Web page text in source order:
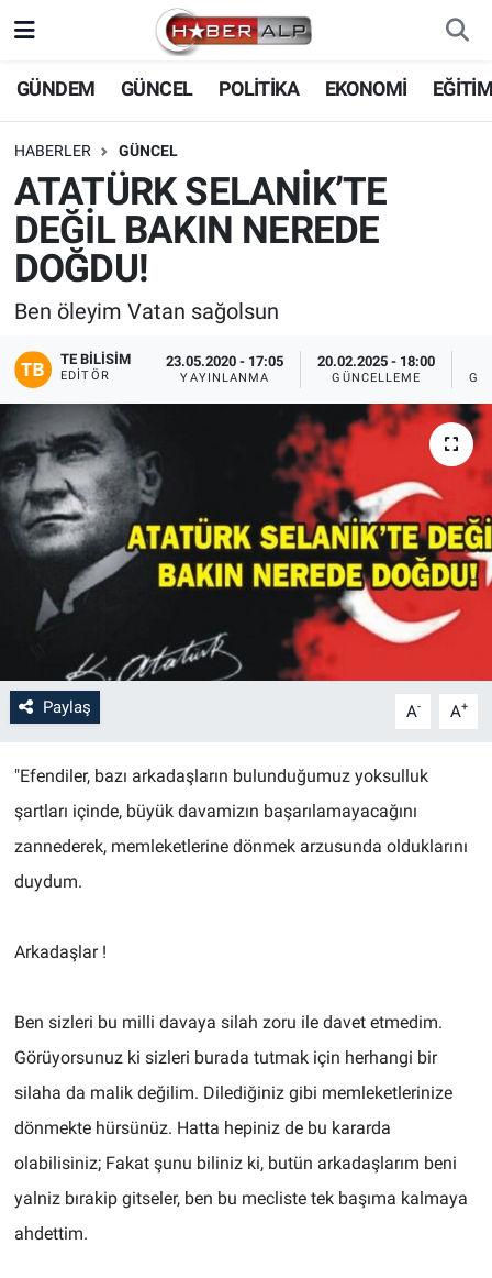
GÜNDEM GÜNCEL POLİTİKA EKONOMİ
HABERLER GÜNCEL
ATATÜRK SELANİK’TE
DEĞİL BAKIN NEREDE
DOĞDU!
Ben öleyim Vatan sağolsun
TE BILISIM
EDITÖR
23.05.2020 - 17:05
YAYINLANMA
20.02.2025 - 18:00
GÜNCELLEME
Paylaş A- A+
"Efendiler, bazı arkadaşların bulunduğumuz yoksulluk
şartları içinde, büyük davamizın başarılamayacağını
zannederek, memleketlerine dönmek arzusunda olduklarını
duydum.
Arkadaşlar !
Ben sizleri bu milli davaya silah zoru ile davet etmedim.
Görüyorsunuz ki sizleri burada tutmak için herhangi bir
silaha da malik değilim. Dilediğiniz gibi memleketlerinize
dönmekte hürsünüz. Hatta hepiniz de bu kararda
olabilisiniz; Fakat şunu biliniz ki, butün arkadaşlarım beni
yalniz bırakip gitseler, ben bu mecliste tek başıma kalmaya
ahdettim.
Nöbetçi Eczaneler
Hava Durumu
Trafik Durumu
Süper Lig Puan Durumu ve Fikstür
Tüm Manşetler
Son Dakika Haberleri
Haber Arşivi